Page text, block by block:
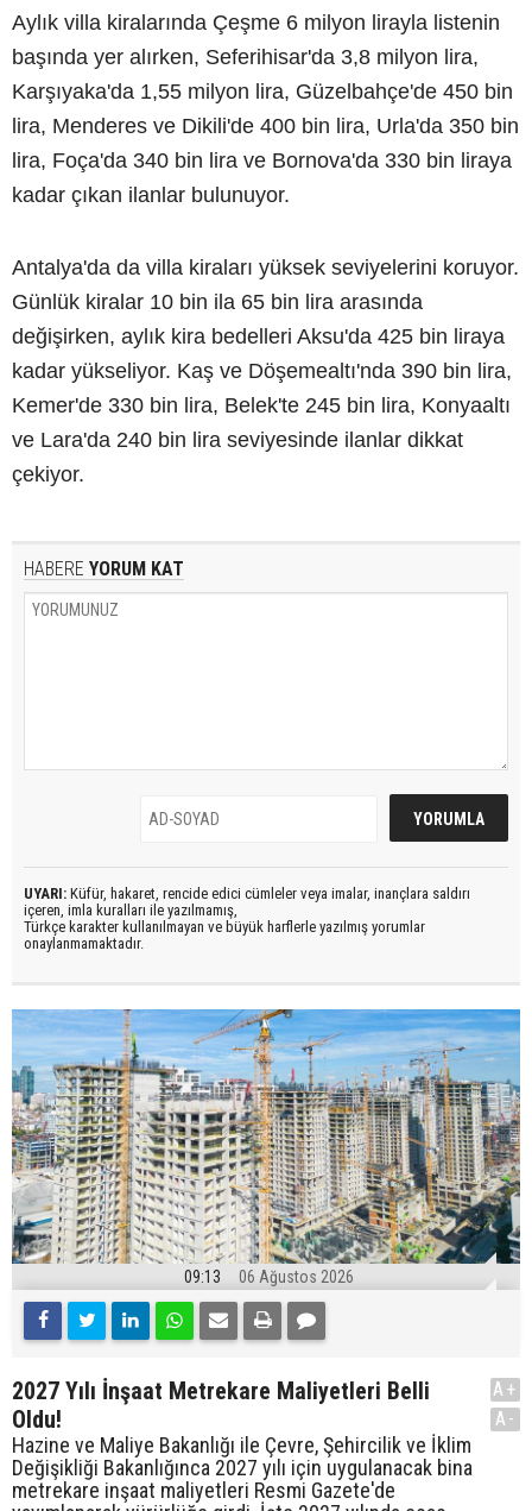
Aylık villa kiralarında Çeşme 6 milyon lirayla listenin
başında yer alırken, Seferihisar'da 3,8 milyon lira,
Karşıyaka'da 1,55 milyon lira, Güzelbahçe'de 450 bin
lira, Menderes ve Dikili'de 400 bin lira, Urla'da 350 bin
lira, Foça'da 340 bin lira ve Bornova'da 330 bin liraya
kadar çıkan ilanlar bulunuyor.
Antalya'da da villa kiraları yüksek seviyelerini koruyor.
Günlük kiralar 10 bin ila 65 bin lira arasında
değişirken, aylık kira bedelleri Aksu'da 425 bin liraya
kadar yükseliyor. Kaş ve Döşemealtı'nda 390 bin lira,
Kemer'de 330 bin lira, Belek'te 245 bin lira, Konyaaltı
ve Lara'da 240 bin lira seviyesinde ilanlar dikkat
çekiyor.
HABERE YORUM KAT
UYARI: Küfür, hakaret, rencide edici cümleler veya imalar, inançlara saldırı
içeren, imla kuralları ile yazılmamış,
Türkçe karakter kullanılmayan ve büyük harflerle yazılmış yorumlar
onaylanmamaktadır.
09:13 06 Ağustos 2026
2027 Yılı İnşaat Metrekare Maliyetleri Belli
Oldu!
Hazine ve Maliye Bakanlığı ile Çevre, Şehircilik ve İklim
Değişikliği Bakanlığınca 2027 yılı için uygulanacak bina
metrekare inşaat maliyetleri Resmi Gazete'de
A+
A-